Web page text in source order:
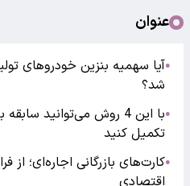
عنوان
●
شد؟
●
با این 4 روش می‌توانید
تکمیل کنید
●کارت‌های بازرگانی اجاره‌ای؛ از
اقتصادی